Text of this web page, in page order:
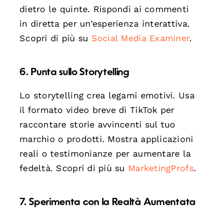
dietro le quinte. Rispondi ai commenti
in diretta per un’esperienza interattiva.
Scopri di più su Social Media Examiner.
6. Punta sullo Storytelling
Lo storytelling crea legami emotivi. Usa
il formato video breve di TikTok per
raccontare storie avvincenti sul tuo
marchio o prodotti. Mostra applicazioni
reali o testimonianze per aumentare la
fedeltà. Scopri di più su MarketingProfs.
7. Sperimenta con la Realtà Aumentata